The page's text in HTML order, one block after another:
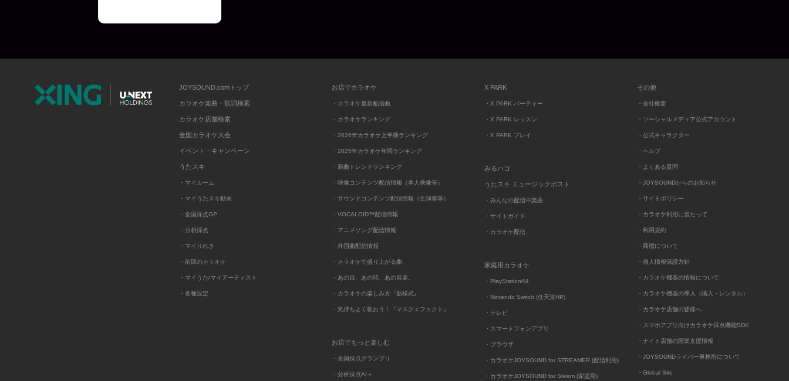
JOYSOUND.comトップ
カラオケ楽曲・歌詞検索
カラオケ店舗検索
全国カラオケ大会
イベント・キャンペーン
うたスキ
・マイルーム
・マイうたスキ動画
・全国採点GP
・分析採点
・マイりれき
・前回のカラオケ
・マイうた/マイアーティスト
・各種設定
お店でカラオケ
・カラオケ最新配信曲
・カラオケランキング
・2026年カラオケ上半期ランキング
・2025年カラオケ年間ランキング
・新曲トレンドランキング
・映像コンテンツ配信情報（本人映像等）
・サウンドコンテンツ配信情報（生演奏等）
・VOCALOID™配信情報
・アニメソング配信情報
・外国曲配信情報
・カラオケで盛り上がる曲
・あの日、あの時、あの音楽。
・カラオケの楽しみ方『新様式』
・気持ちよく歌おう！『マスクエフェクト』
お店でもっと楽しむ
・全国採点グランプリ
・分析採点AI＋
X PARK
・X PARK パーティー
・X PARK レッスン
・X PARK プレイ
みるハコ
うたスキ ミュージックポスト
・みんなの配信中楽曲
・サイトガイド
・カラオケ配信
家庭用カラオケ
・PlayStation®4
・Nintendo Switch (任天堂HP)
・テレビ
・スマートフォンアプリ
・ブラウザ
・カラオケJOYSOUND for STREAMER (配信利用)
・カラオケJOYSOUND for Steam (家庭用)
その他
・会社概要
・ソーシャルメディア公式アカウント
・公式キャラクター
・ヘルプ
・よくある質問
・JOYSOUNDからのお知らせ
・サイトポリシー
・カラオケ利用に当たって
・利用規約
・商標について
・個人情報保護方針
・カラオケ機器の情報について
・カラオケ機器の導入（購入・レンタル）
・カラオケ店舗の皆様へ
・スマホアプリ向けカラオケ採点機能SDK
・ナイト店舗の開業支援情報
・JOYSOUNDライバー事務所について
・Global Site